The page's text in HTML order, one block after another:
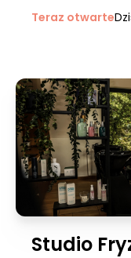
Teraz otwarte
Studio